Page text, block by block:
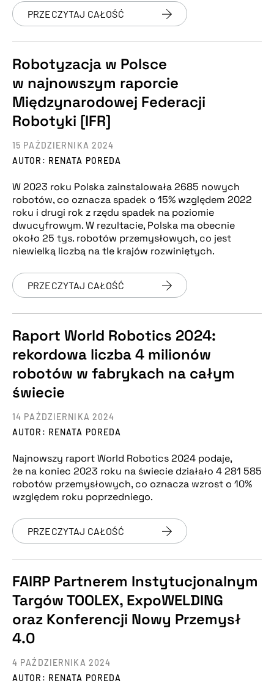
PRZECZYTAJ CAŁOŚĆ
Robotyzacja w Polsce
w najnowszym raporcie
Międzynarodowej Federacji
Robotyki [IFR]
AUTOR: RENATA POREDA
15 PAŹDZIERNIKA 2024
W 2023 roku Polska zainstalowała 2685 nowych
robotów, co oznacza spadek o 15% względem 2022
roku i drugi rok z rzędu spadek na poziomie
dwucyfrowym. W rezultacie, Polska ma obecnie
około 25 tys. robotów przemysłowych, co jest
niewielką liczbą na tle krajów rozwiniętych.
PRZECZYTAJ CAŁOŚĆ
Raport World Robotics 2024:
rekordowa liczba 4 milionów
robotów w fabrykach na całym
świecie
AUTOR: RENATA POREDA
14 PAŹDZIERNIKA 2024
Najnowszy raport World Robotics 2024 podaje,
że na koniec 2023 roku na świecie działało 4 281 585
robotów przemysłowych, co oznacza wzrost o 10%
względem roku poprzedniego.
PRZECZYTAJ CAŁOŚĆ
FAIRP Partnerem Instytucjonalnym
Targów TOOLEX, ExpoWELDING
oraz Konferencji Nowy Przemysł
4.0
AUTOR: RENATA POREDA
4 PAŹDZIERNIKA 2024